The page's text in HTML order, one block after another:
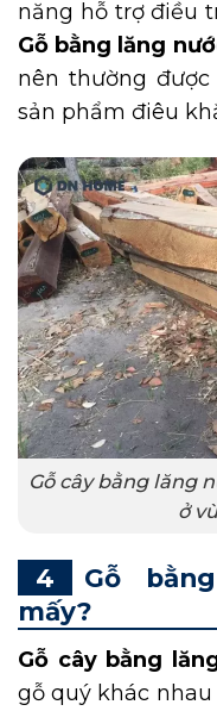
năng hỗ trợ điều
Gỗ bằng lăng
nên thường
sản phẩm điêu
Gỗ cây bằng lăng
ở
Gỗ
mấy?
Gỗ cây bằng
gỗ quý khác